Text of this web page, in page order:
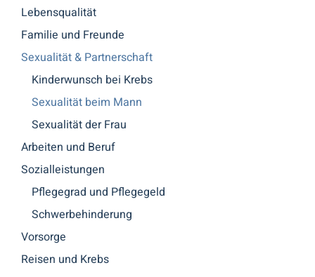
Lebensqualität
Familie und Freunde
Sexualität & Partnerschaft
Kinderwunsch bei Krebs
Sexualität beim Mann
Sexualität der Frau
Arbeiten und Beruf
Sozialleistungen
Pflegegrad und Pflegegeld
Schwerbehinderung
Vorsorge
Reisen und Krebs